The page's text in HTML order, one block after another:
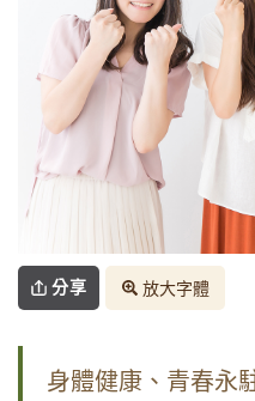
分享 放大字體
身體健康、青春永